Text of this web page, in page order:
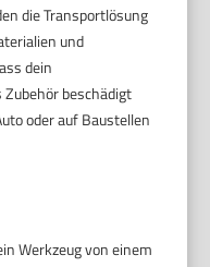
die Transportlösung
und
dein
beschädigt
oder auf Baustellen
Werkzeug von einem